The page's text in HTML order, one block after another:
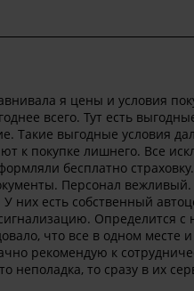
я цены и условия
всего. Тут есть
Такие выгодные условия
к покупке лишнего. Все
бесплатно
Персонал
них есть собственный
Определится
что все в одном месте
рекомендую к
неполадка, то сразу в их